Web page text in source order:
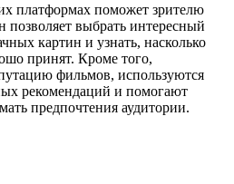
платформах поможет зрителю
позволяет выбрать интересный
картин и узнать, насколько
принят. Кроме того,
фильмов, используются
рекомендаций и помогают
предпочтения аудитории.